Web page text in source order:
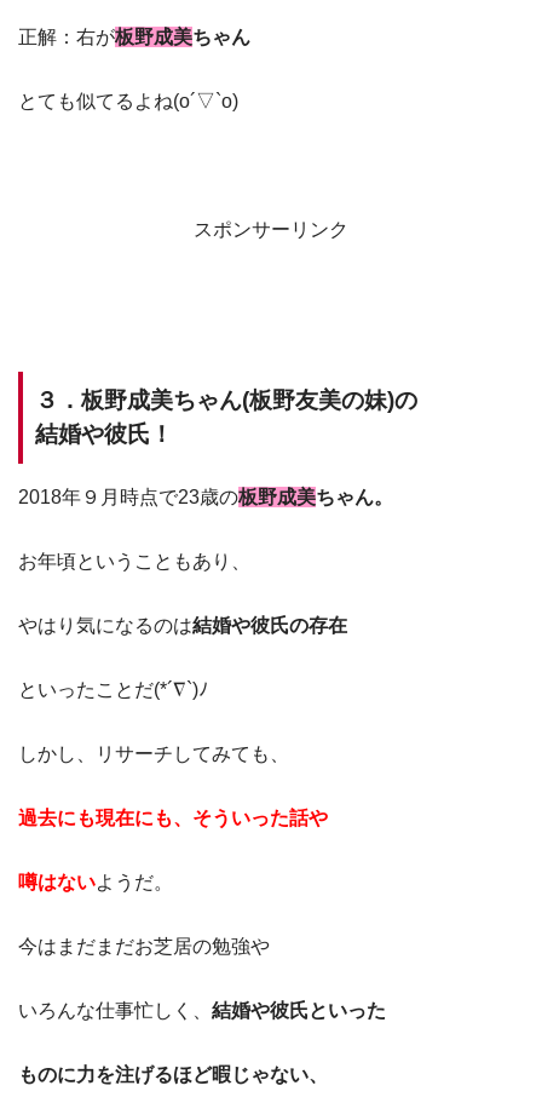
正解：右が板野成美ちゃん
とても似てるよね(o´▽`o)
スポンサーリンク
３．板野成美ちゃん(板野友美の妹)の
結婚や彼氏！
2018年９月時点で23歳の板野成美ちゃん。
お年頃ということもあり、
やはり気になるのは結婚や彼氏の存在
といったことだ(*´∇`)ﾉ
しかし、リサーチしてみても、
過去にも現在にも、そういった話や
噂はないようだ。
今はまだまだお芝居の勉強や
いろんな仕事忙しく、 結婚や彼氏といった
ものに力を注げるほど暇じゃない、